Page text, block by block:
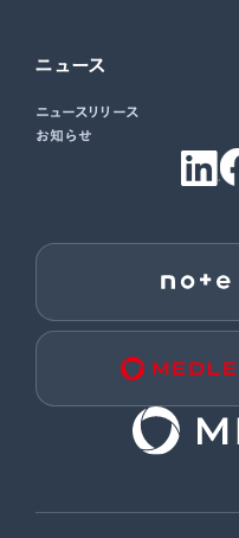
ニュース
ニュースリリース
お知らせ